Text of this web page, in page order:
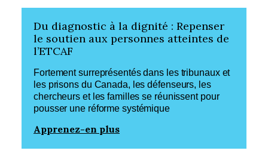
Du diagnostic à la dignité : Repenser
le soutien aux personnes atteintes de
l’ETCAF
Fortement surreprésentés dans les tribunaux et
les prisons du Canada, les défenseurs, les
chercheurs et les familles se réunissent pour
pousser une réforme systémique
Apprenez-en plus